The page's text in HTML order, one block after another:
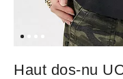
Haut dos-nu